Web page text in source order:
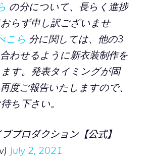
の分について、長らく進捗
らず申し訳ございませ
こら 分に関しては、他の3
わせるように新衣装制作を
す。発表タイミングが固
度ご報告いたしますので、
ち下さい。
プロダクション【公式】
July 2, 2021